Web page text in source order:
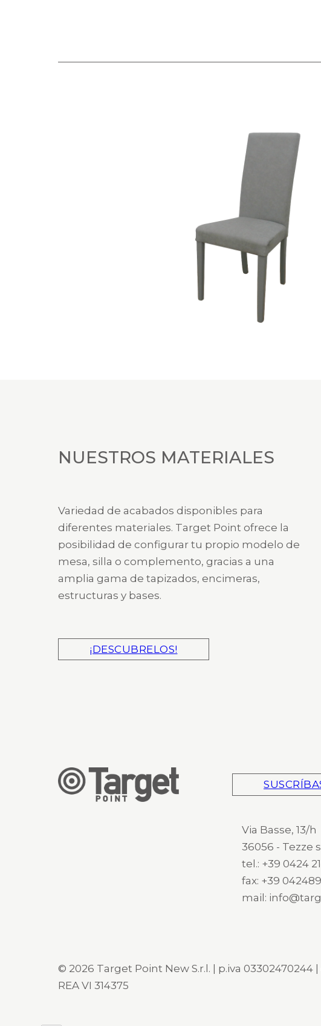
NUESTROS MATERIALES
Variedad de acabados disponibles para
diferentes materiales. Target Point ofrece la
posibilidad de configurar tu propio modelo de
mesa, silla o complemento, gracias a una
amplia gama de tapizados, encimeras,
estructuras y bases.
¡DESCUBRELOS!
Via Basse, 13/h
36056 - Tezze
tel.: +39 0424
fax: +39
mail:
© 2026 Target Point New S.r.l. | p.iva 03302470244 |
REA VI 314375